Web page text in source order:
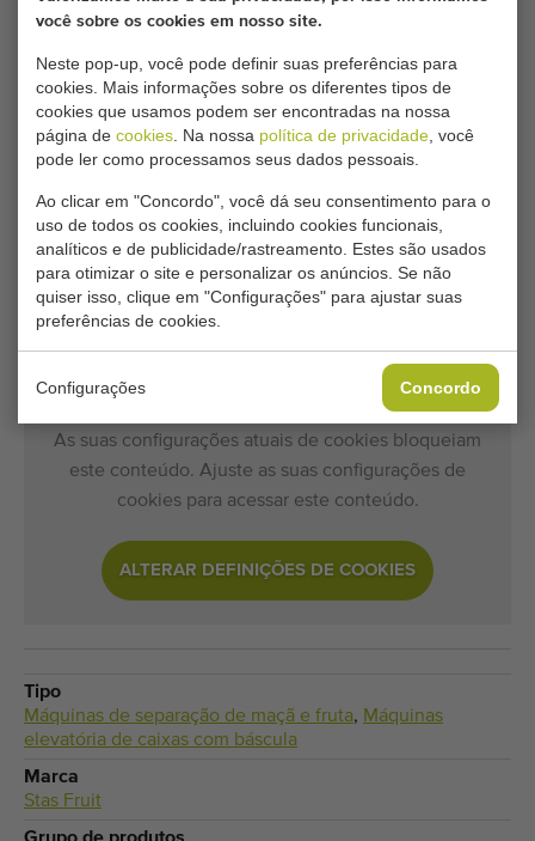
você sobre os cookies em nosso site.
Neste pop-up, você pode definir suas preferências para
cookies. Mais informações sobre os diferentes tipos de
cookies que usamos podem ser encontradas na nossa
página de cookies . Na nossa política de privacidade , você
pode ler como processamos seus dados pessoais.
Ao clicar em "Concordo", você dá seu consentimento para o
uso de todos os cookies, incluindo cookies funcionais,
analíticos e de publicidade/rastreamento. Estes são usados
para otimizar o site e personalizar os anúncios. Se não
quiser isso, clique em "Configurações" para ajustar suas
preferências de cookies.
Configurações Concordo
Capacidade: +/- 30 bins / hour
Condições gerais Processo de compra
Infelizmente, este Stas dumper de água com
secador de esponja para maçãs já foi vendido.
Gostaria de ser informado quando um Máquinas de
separação de maçã e fruta comparável estiver disponível?
As suas configurações atuais de cookies bloqueiam
este conteúdo. Ajuste as suas configurações de
cookies para acessar este conteúdo.
ALTERAR DEFINIÇÕES DE COOKIES
Tipo
Máquinas de separação de maçã e fruta, Máquinas
elevatória de caixas com báscula
Marca
Stas Fruit